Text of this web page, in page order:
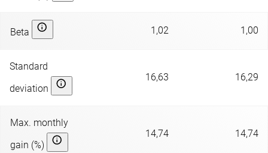
Beta 1,02 1,00
Standard
deviation
16,63 16,29
Max. monthly
gain (%)
14,74 14,74